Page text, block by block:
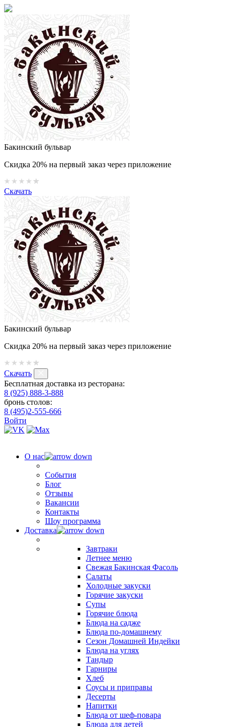
Бакинский бульвар
Скидка 20% на первый заказ через приложение
Скачать
Бакинский бульвар
Скидка 20% на первый заказ через приложение
Скачать
Бесплатная доставка из ресторана:
8 (925) 888-3-888
бронь столов:
8 (495)2-555-666
Войти
О нас
События
Блог
Отзывы
Вакансии
Контакты
Шоу программа
Доставка
Завтраки
Летнее меню
Свежая Бакинская Фасоль
Салаты
Холодные закуски
Горячие закуски
Супы
Горячие блюда
Блюда на садже
Блюда по-домашнему
Сезон Домашней Индейки
Блюда на углях
Тандыр
Гарниры
Хлеб
Соусы и приправы
Десерты
Напитки
Блюда от шеф-повара
Блюда для детей